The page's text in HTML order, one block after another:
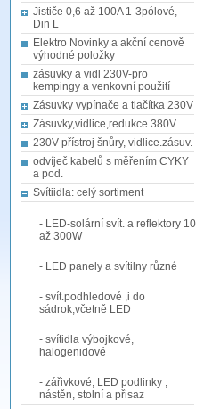
Jističe 0,6 až 100A 1-3pólové,-
Din L
Elektro Novinky a akční cenově
výhodné položky
zásuvky a vidl 230V-pro
kempingy a venkovní použití
Zásuvky vypínače a tlačítka 230V
Zásuvky,vidlice,redukce 380V
230V přístroj šnůry, vidlice.zásuv.
odvíječ kabelů s měřením CYKY
a pod.
Svítiidla: celý sortiment
- LED-solární svít. a reflektory 10
až 300W
- LED panely a svítilny různé
- svít.podhledové ,i do
sádrok,včetně LED
- svítidla výbojkové,
halogenidové
- zářivkové, LED podlinky ,
nástěn, stolní a přisaz